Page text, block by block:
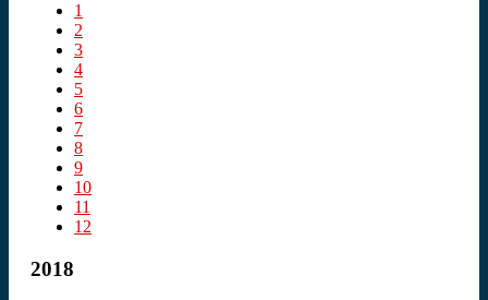
1
2
3
4
5
6
7
8
9
10
11
12
2018